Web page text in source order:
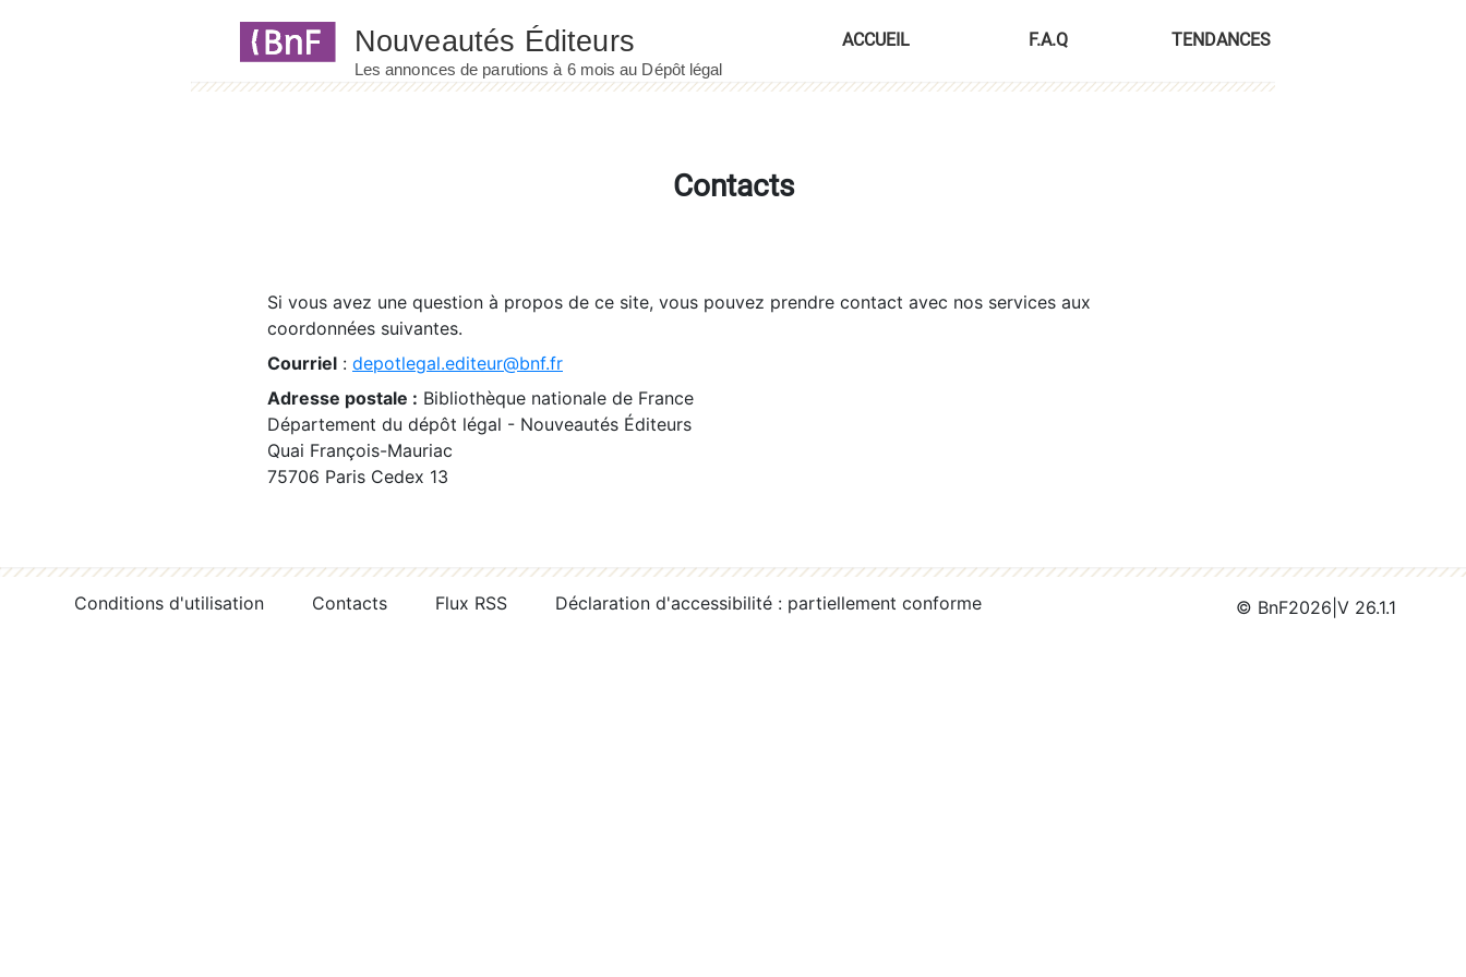
ACCUEIL F.A.Q TENDANCES
Contacts
Si vous avez une question à propos de ce site, vous pouvez prendre contact avec nos services aux
coordonnées suivantes.
Courriel : depotlegal.editeur@bnf.fr
Adresse postale : Bibliothèque nationale de France
Département du dépôt légal - Nouveautés Éditeurs
Quai François-Mauriac
75706 Paris Cedex 13
Conditions d'utilisation Contacts Flux RSS Déclaration d'accessibilité : partiellement conforme © BnF2026 V 26.1.1